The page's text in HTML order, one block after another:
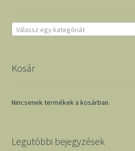
Válassz egy kategóriát
Kosár
Nincsenek termékek a kosárban.
Legutóbbi bejegyzések